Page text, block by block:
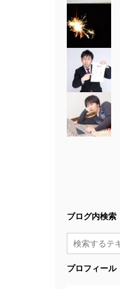
ブログ内検索
プロフィール